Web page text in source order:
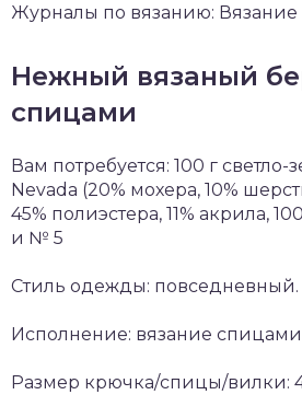
Журналы по вязанию: Вязание
Нежный вязаный
спицами
Вам потребуется: 100 г
Nevada (20% мохера, 10%
45% полиэстера, 11% акрила,
и № 5
Стиль одежды: повседневный.
Исполнение: вязание
Размер крючка/спицы/вилки: